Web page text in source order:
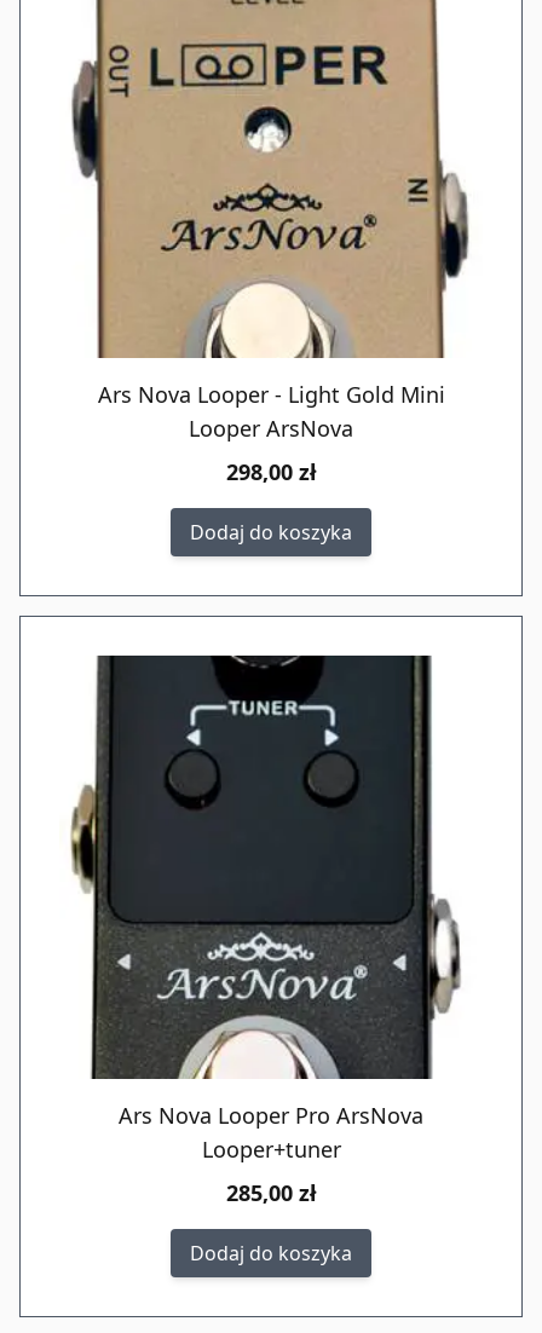
Ars Nova Looper - Light Gold Mini
Looper ArsNova
298,00 zł
Dodaj do koszyka
Ars Nova Looper Pro ArsNova
Looper+tuner
285,00 zł
Dodaj do koszyka